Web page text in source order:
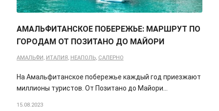
АМАЛЬФИТАНСКОЕ ПОБЕРЕЖЬЕ: МАРШРУТ ПО
ГОРОДАМ ОТ ПОЗИТАНО ДО МАЙОРИ
АМАЛЬФИ , ИТАЛИЯ , НЕАПОЛЬ, САЛЕРНО
На Амальфитанское побережье каждый год приезжают
миллионы туристов. От Позитано до Майори...
15.08.2023